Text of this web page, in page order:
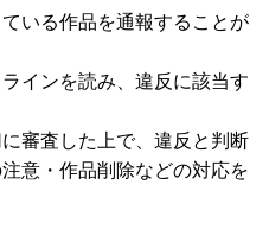
いる作品を通報することが
インを読み、違反に該当す
審査した上で、違反と判断
意・作品削除などの対応を